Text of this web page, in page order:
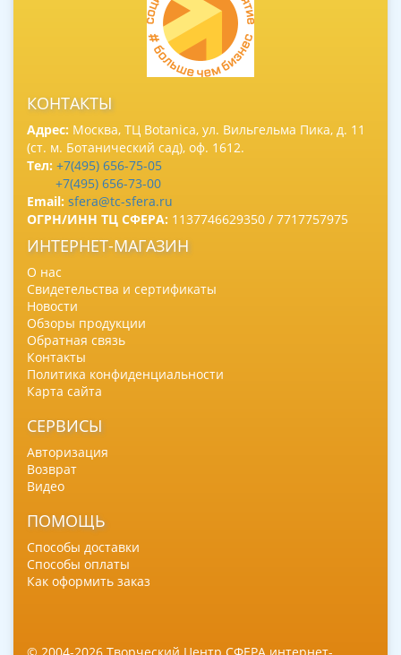
КОНТАКТЫ
Адрес: Москва, ТЦ Botanica, ул. Вильгельма Пика, д. 11
(ст. м. Ботанический сад), оф. 1612.
Тел: +7(495) 656-75-05
+7(495) 656-73-00
Email: sfera@tc-sfera.ru
ОГРН/ИНН ТЦ СФЕРА: 1137746629350 / 7717757975
ИНТЕРНЕТ-МАГАЗИН
О нас
Свидетельства и сертификаты
Новости
Обзоры продукции
Обратная связь
Контакты
Политика конфиденциальности
Карта сайта
СЕРВИСЫ
Авторизация
Возврат
Видео
ПОМОЩЬ
Способы доставки
Способы оплаты
Как оформить заказ